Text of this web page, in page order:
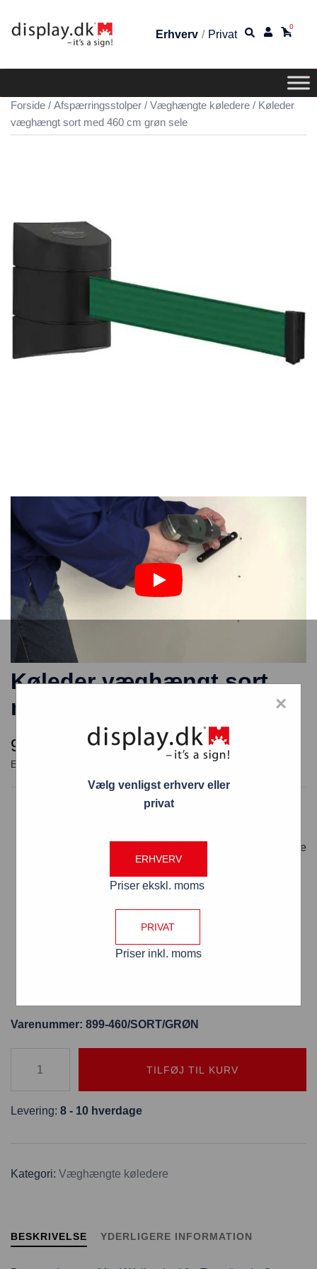
Erhverv / Privat
0
Forside / Afspærringsstolper / Væghængte køledere / Køleder
væghængt sort med 460 cm grøn sele
Køleder væghængt sort
med 460 cm grøn sele
998,00
Køleder væghængt sort med 460 cm grøn sele
Forebygger usikre arbejdsforhold ved klart at definere
Begrænser adgangen til farlige områder
Ideel til forlystelsescentre, i indkøbscentret,
Varenummer: 899-460/SORT/GRØN
TILFØJ TIL KURV
Levering: 8 - 10 hverdage
Kategori: Væghængte køledere
BESKRIVELSE YDERLIGERE INFORMATION
Vælg venligst erhverv eller
privat
ERHVERV
Priser ekskl. moms
PRIVAT
Priser inkl. moms
×